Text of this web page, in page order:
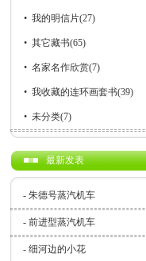
• 我的明信片(27)
• 其它藏书(65)
• 名家名作欣赏(7)
• 我收藏的连环画套书(39)
• 未分类(7)
最新发表
- 朱德号蒸汽机车
- 前进型蒸汽机车
- 细河边的小花